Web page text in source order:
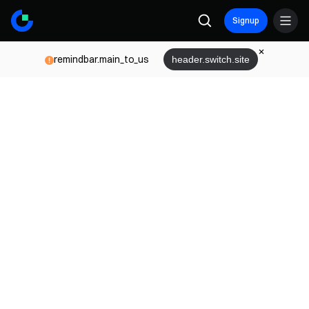
Signup
remindbar.main_to_us header.switch.site